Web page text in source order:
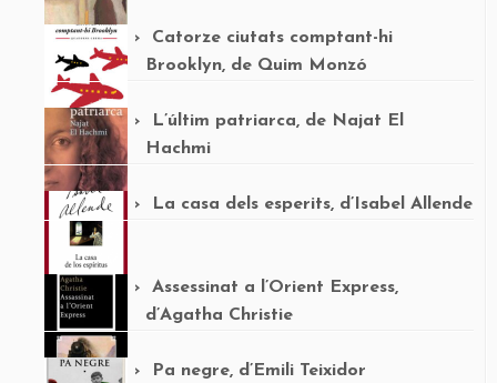
Catorze ciutats comptant-hi
Brooklyn, de Quim Monzó
L’últim patriarca, de Najat El
Hachmi
La casa dels esperits, d’Isabel Allende
Assessinat a l’Orient Express,
d’Agatha Christie
Pa negre, d’Emili Teixidor